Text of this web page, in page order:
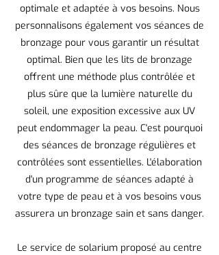
optimale et adaptée à vos besoins. Nous
personnalisons également vos séances de
bronzage pour vous garantir un résultat
optimal. Bien que les lits de bronzage
offrent une méthode plus contrôlée et
plus sûre que la lumière naturelle du
soleil, une exposition excessive aux UV
peut endommager la peau. C'est pourquoi
des séances de bronzage régulières et
contrôlées sont essentielles. L'élaboration
d'un programme de séances adapté à
votre type de peau et à vos besoins vous
assurera un bronzage sain et sans danger.
Le service de solarium proposé au centre